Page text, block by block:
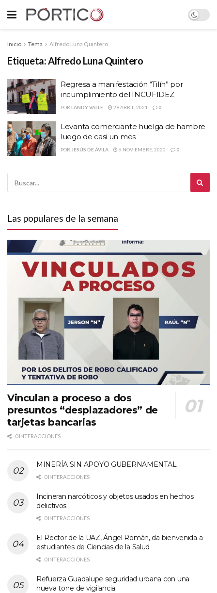
Inicio Tema Alfredo Luna Quintero
Etiqueta:Alfredo Luna Quintero
Regresa a manifestación “Tilín” por
incumplimiento del INCUFIDEZ
POR LANDY VALLE 29 ABRIL, 2021 0
Levanta comerciante huelga de hambre
luego de casi un mes
POR JESÚS DE ÁVILA 6 NOVIEMBRE, 2020 0
Las populares de la semana
Vinculan a proceso a dos
presuntos “desplazadores” de
tarjetas bancarias
0 INTERACCIONES
MINERÍA SIN APOYO GUBERNAMENTAL
0 INTERACCIONES
Incineran narcóticos y objetos usados en hechos
delictivos
0 INTERACCIONES
El Rector de la UAZ, Ángel Román, da bienvenida a
estudiantes de Ciencias de la Salud
0 INTERACCIONES
Refuerza Guadalupe seguridad urbana con una
nueva torre de vigilancia